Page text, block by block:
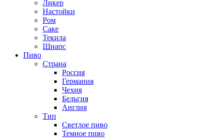
Ликер
Настойки
Ром
Саке
Текила
Шнапс
Пиво
Страна
Россия
Германия
Чехия
Бельгия
Англия
Тип
Светлое пиво
Темное пиво